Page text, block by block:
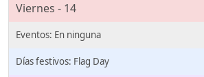
Viernes - 14
Flag Day